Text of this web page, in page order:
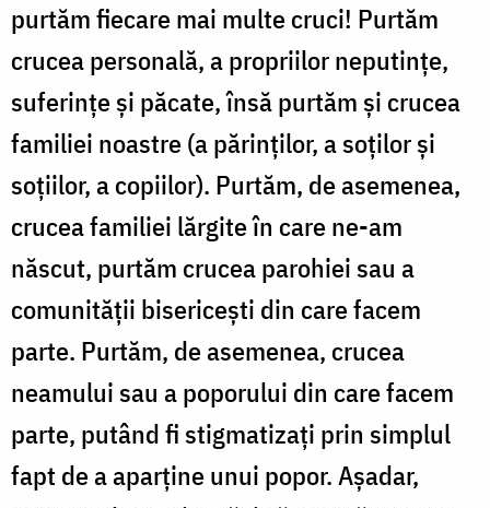
purtăm fiecare mai multe cruci! Purtăm
crucea personală, a propriilor neputințe,
suferințe și păcate, însă purtăm și crucea
familiei noastre (a părinților, a soților și
soțiilor, a copiilor). Purtăm, de asemenea,
crucea familiei lărgite în care ne-am
născut, purtăm crucea parohiei sau a
comunității bisericești din care facem
parte. Purtăm, de asemenea, crucea
neamului sau a poporului din care facem
parte, putând fi stigmatizați prin simplul
fapt de a aparține unui popor. Așadar,